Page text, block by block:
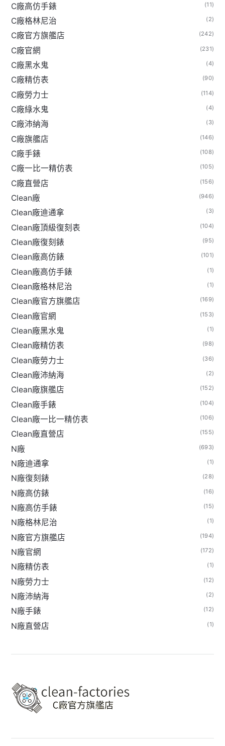
C廠高仿手錶 (11)
C廠格林尼治 (2)
C廠官方旗艦店 (242)
C廠官網 (231)
C廠黑水鬼 (4)
C廠精仿表 (90)
C廠勞力士 (114)
C廠綠水鬼 (4)
C廠沛納海 (3)
C廠旗艦店 (146)
C廠手錶 (108)
C廠一比一精仿表 (105)
C廠直營店 (156)
Clean廠 (946)
Clean廠迪通拿 (3)
Clean廠頂級復刻表 (104)
Clean廠復刻錶 (95)
Clean廠高仿錶 (101)
Clean廠高仿手錶 (1)
Clean廠格林尼治 (1)
Clean廠官方旗艦店 (169)
Clean廠官網 (153)
Clean廠黑水鬼 (1)
Clean廠精仿表 (98)
Clean廠勞力士 (36)
Clean廠沛納海 (2)
Clean廠旗艦店 (152)
Clean廠手錶 (104)
Clean廠一比一精仿表 (106)
Clean廠直營店 (155)
N廠 (693)
N廠迪通拿 (1)
N廠復刻錶 (28)
N廠高仿錶 (16)
N廠高仿手錶 (15)
N廠格林尼治 (1)
N廠官方旗艦店 (194)
N廠官網 (172)
N廠精仿表 (1)
N廠勞力士 (12)
N廠沛納海 (2)
N廠手錶 (12)
N廠直營店 (1)